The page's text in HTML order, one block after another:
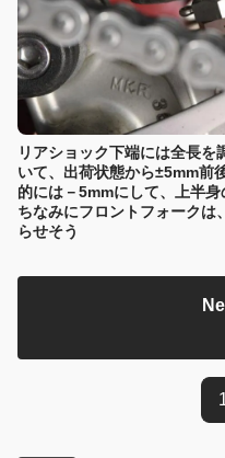
リアショック下端には全長を
いて、出荷状態から±5mm前
的には－5mmにして、上半身
ちなみにフロントフォークは
らせそう